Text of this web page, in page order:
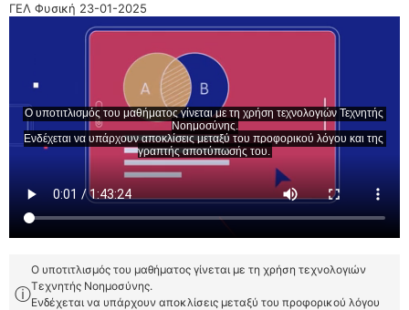
ΓΕΛ Φυσική 23-01-2025
ⓘ
Ο υποτιτλισμός του μαθήματος γίνεται με τη χρήση τεχνολογιών
Τεχνητής Νοημοσύνης.
Ενδέχεται να υπάρχουν αποκλίσεις μεταξύ του προφορικού λόγου